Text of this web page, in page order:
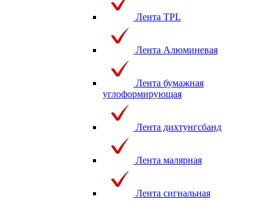
Лента TPL
Лента Алюминевая
Лента бумажная
углоформирующая
Лента дихтунгсбанд
Лента малярная
Лента сигнальная